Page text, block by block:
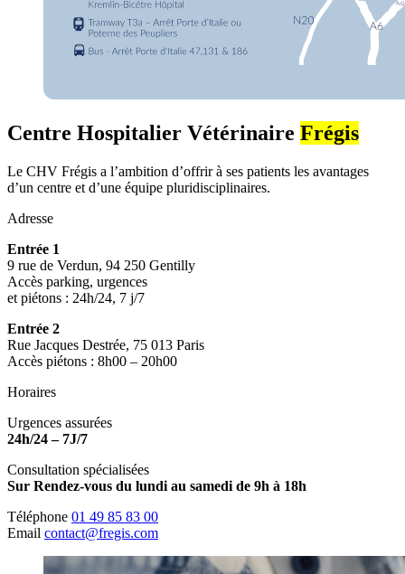
Centre Hospitalier Vétérinaire Frégis
Le CHV Frégis a l’ambition d’offrir à ses patients les avantages
d’un centre et d’une équipe pluridisciplinaires.
Adresse
Entrée 1
9 rue de Verdun, 94 250 Gentilly
Accès parking, urgences
et piétons : 24h/24, 7 j/7
Entrée 2
Rue Jacques Destrée, 75 013 Paris
Accès piétons : 8h00 – 20h00
Horaires
Urgences assurées
24h/24 – 7J/7
Consultation spécialisées
Sur Rendez-vous du lundi au samedi de 9h à 18h
Téléphone 01 49 85 83 00
Email contact@fregis.com